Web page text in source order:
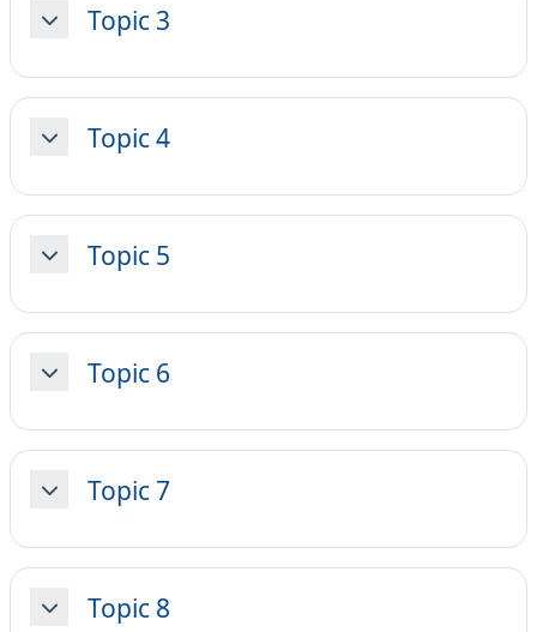
MinimizzaTopic 3
MinimizzaTopic 4
MinimizzaTopic 5
MinimizzaTopic 6
MinimizzaTopic 7
MinimizzaTopic 8